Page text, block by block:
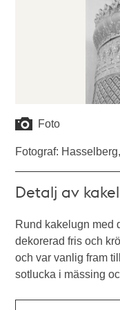
Foto
Fotograf:
Detalj av
Rund kakelugn med
dekorerad fris och
och var vanlig fram
sotlucka i mässing